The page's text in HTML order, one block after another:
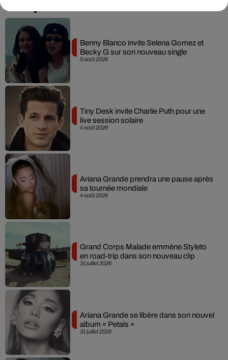
Musique
5 août 2026
Benny Blanco invite Selena Gomez et
Becky G sur son nouveau single
4 août 2026
Tiny Desk invite Charlie Puth pour une
live session solaire
4 août 2026
Ariana Grande prendra une pause après
sa tournée mondiale
31 juillet 2026
Grand Corps Malade emmène Styleto
en road-trip dans son nouveau clip
31 juillet 2026
Ariana Grande se libère dans son nouvel
album « Petals »